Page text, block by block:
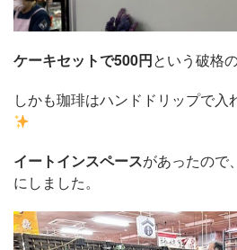
ケーキセットで500円という破格
しかも珈琲はハンドドリップで入
イートインスペースがあったので
にしました。